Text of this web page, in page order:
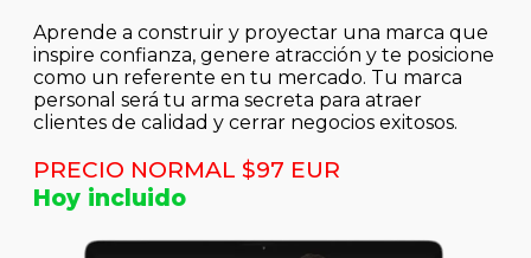
Aprende a construir y proyectar una marca que
inspire confianza, genere atracción y te posicione
como un referente en tu mercado. Tu marca
personal será tu arma secreta para atraer
clientes de calidad y cerrar negocios exitosos.
PRECIO NORMAL $97 EUR
Hoy incluido